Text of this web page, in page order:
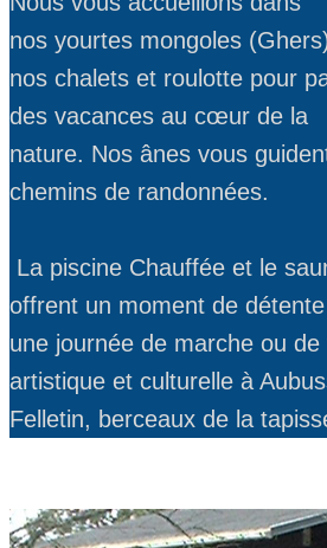
nos yourtes mongoles
nos chalets et roulotte pour
des vacances au cœur de la
nature. Nos ânes vous
chemins de randonnées.
La piscine Chauffée et le
offrent un moment de
une journée de marche ou de
artistique et culturelle à
Felletin, berceaux de la